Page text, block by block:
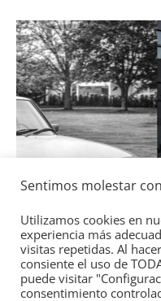
Seguridad Vídeo
El Mazda CX-
nota en las
IIHS
11 de noviembre de 2021
Sentimos molestar
Utilizamos cookies en
experiencia más
visitas repetidas. Al
consiente el uso de
puede visitar
consentimiento